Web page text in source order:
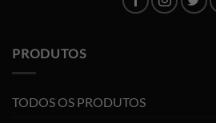
PRODUTOS
TODOS OS PRODUTOS